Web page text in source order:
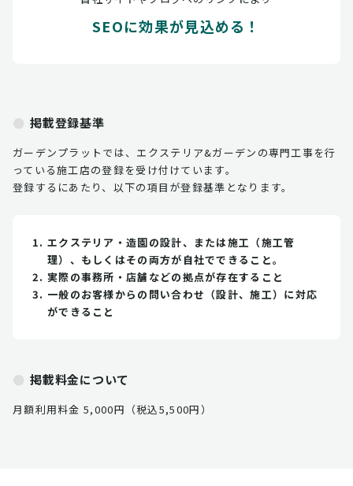
SEOに効果が見込める！
掲載登録基準
ガーデンプラットでは、エクステリア&ガーデンの専門工事を行
っている施工店の登録を受け付けています。
登録するにあたり、以下の項目が登録基準となります。
エクステリア・造園の設計、または施工（施工管
理）、もしくはその両方が自社でできること。
実際の事務所・店舗などの拠点が存在すること
一般のお客様からの問い合わせ（設計、施工）に対応
ができること
掲載料金について
月額利用料金 5,000円（税込5,500円）